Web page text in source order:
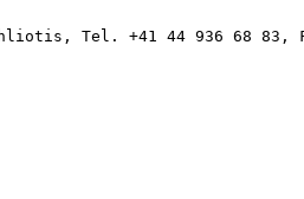
Tel. +41 44 936 68 83,